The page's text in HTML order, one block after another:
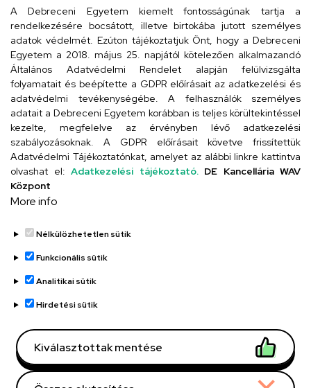
iskola@kossuth-alt.unideb.hu
Cím
4024 Debrecen, Kossuth utca 33.
Szervezeti telefonkönyv
UD telefonkönyv
Adatvédelem
Adatvédelem
Régi oldal
Technikai információk
A Debreceni Egyetem kiemelt fontosságúnak tartja a
rendelkezésére bocsátott, illetve birtokába jutott személyes
adatok védelmét. Ezúton tájékoztatjuk Önt, hogy a Debreceni
Egyetem a 2018. május 25. napjától kötelezően alkalmazandó
Általános Adatvédelmi Rendelet alapján felülvizsgálta
folyamatait és beépítette a GDPR előírásait az adatkezelési és
adatvédelmi tevékenységébe. A felhasználók személyes
adatait a Debreceni Egyetem korábban is teljes körültekintéssel
kezelte, megfelelve az érvényben lévő adatkezelési
szabályozásoknak. A GDPR előírásait követve frissítettük
Adatvédelmi Tájékoztatónkat, amelyet az alábbi linkre kattintva
olvashat el: Adatkezelési tájékoztató. DE Kancellária WAV
Központ
More info
Nélkülözhetetlen sütik
Funkcionális sütik
Analitikai sütik
Hirdetési sütik
Kiválasztottak mentése